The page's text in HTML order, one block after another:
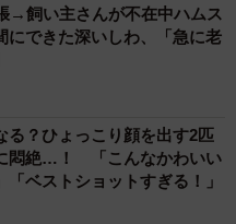
→飼い主さんが不在中ハムス
できた深いしわ、「急に老
る？ひょっこり顔を出す2匹
悶絶…！ 「こんなかわいい
ベストショットすぎる！」